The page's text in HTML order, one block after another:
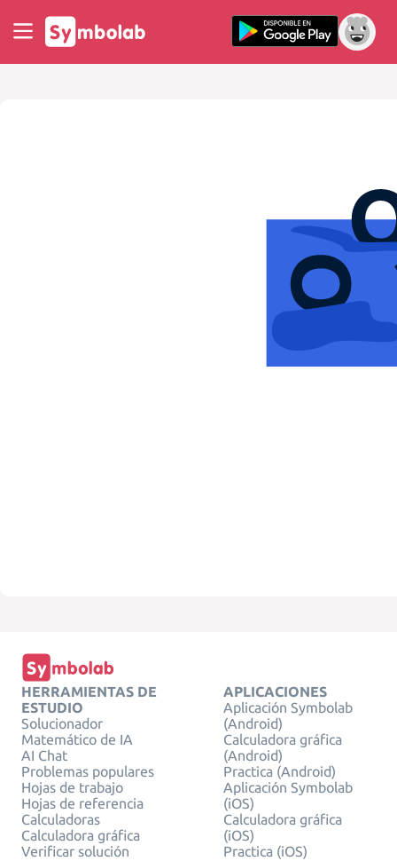
HERRAMIENTAS DE
ESTUDIO
Solucionador
Matemático de IA
AI Chat
Problemas populares
Hojas de trabajo
Hojas de referencia
Calculadoras
Calculadora gráfica
Verificar solución
APLICACIONES
Aplicación Symbolab
(Android)
Calculadora gráfica
(Android)
Practica (Android)
Aplicación Symbolab
(iOS)
Calculadora gráfica
(iOS)
Practica (iOS)